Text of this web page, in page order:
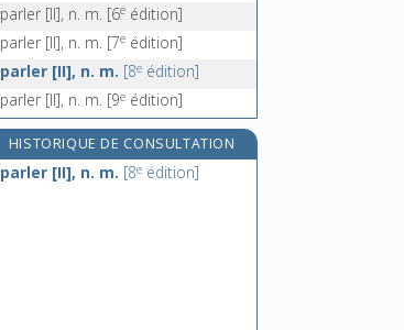
parler [II], n. m. [6e édition]
parler [II], n. m. [7e édition]
parler [II], n. m. [8e édition]
parler [II], n. m. [9e édition]
HISTORIQUE DE CONSULTATION
parler [II], n. m. [8e édition]